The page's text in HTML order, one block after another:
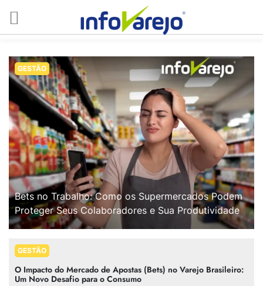
GESTÃO
Bets no Trabalho: Como os Supermercados Podem
Proteger Seus Colaboradores e Sua Produtividade
GESTÃO
O Impacto do Mercado de Apostas (Bets) no Varejo Brasileiro:
Um Novo Desafio para o Consumo